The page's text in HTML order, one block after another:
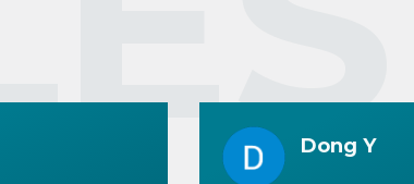
Dong Y